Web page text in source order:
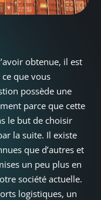
obtenue, il est
que vous
possède une
parce que cette
le but de choisir
la suite. Il existe
que d’autres et
un peu plus en
société actuelle.
logistiques, un